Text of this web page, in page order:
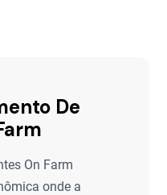
De
On Farm
onde a